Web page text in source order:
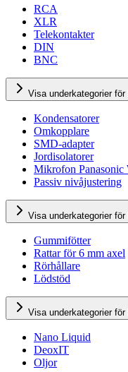
RCA
XLR
Telekontakter
DIN
BNC
Visa underkategorier för
Kondensatorer
Omkopplare
SMD-adapter
Jordisolatorer
Mikrofon
Passiv nivåjustering
Visa underkategorier för
Gummifötter
Rattar för 6 mm axel
Rörhållare
Lödstöd
Visa underkategorier
Nano Liquid
DeoxIT
Oljor